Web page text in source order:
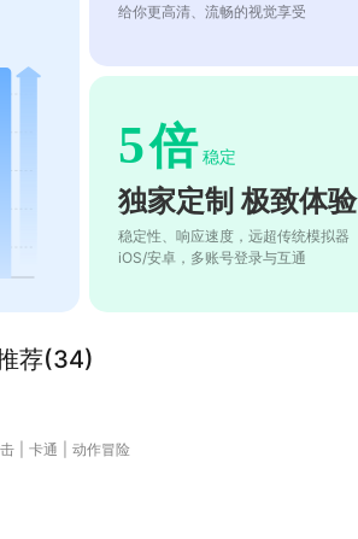
给你更高清、流畅的视觉享受
5倍 稳定
独家定制 极致体验
稳定性、响应速度，远超传统模拟器
iOS/安卓，多账号登录与互通
荐(34)
卡通
动作冒险